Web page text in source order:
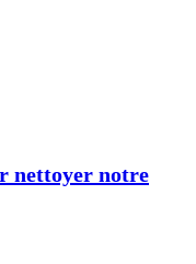
nettoyer notre